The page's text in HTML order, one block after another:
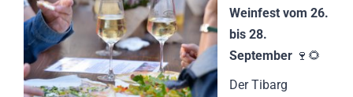
Weinfest vom 26.
bis 28.
September 🍷🌻
Der Tibarg